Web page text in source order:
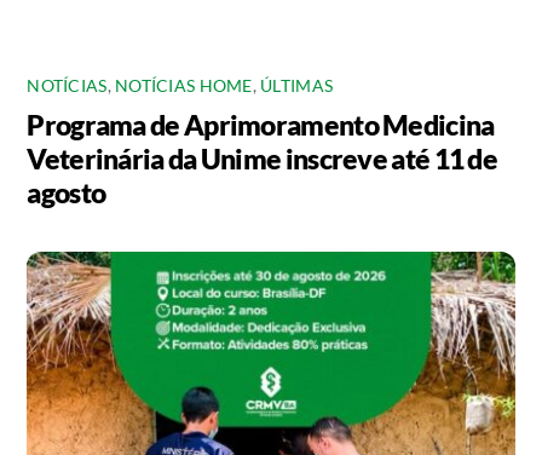
NOTÍCIAS, NOTÍCIAS HOME, ÚLTIMAS
Programa de Aprimoramento Medicina
Veterinária da Unime inscreve até 11 de
agosto